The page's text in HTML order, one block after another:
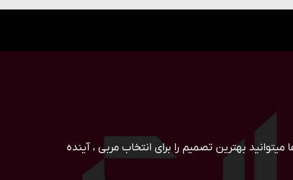
بهترین تصمیم را برای انتخاب مربی ، آینده